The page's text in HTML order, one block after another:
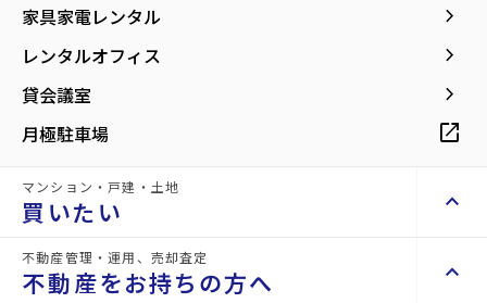
家具家電レンタル keyboard_arrow_right
レンタルオフィス keyboard_arrow_right
貸会議室 keyboard_arrow_right
月極駐車場 open_in_new
マンション・戸建・土地
買いたい keyboard_arrow_up
不動産を買いたい方へ keyboard_arrow_right
不動産管理・運用、売却査定
不動産をお持ちの方へ keyboard_arrow_up
263m